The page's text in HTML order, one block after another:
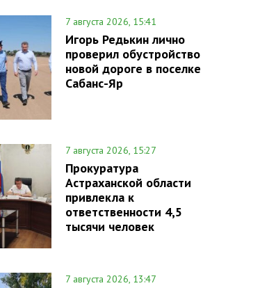
7 августа 2026, 15:41
Игорь Редькин лично
проверил обустройство
новой дороге в поселке
Сабанс-Яр
7 августа 2026, 15:27
Прокуратура
Астраханской области
привлекла к
ответственности 4,5
тысячи человек
7 августа 2026, 13:47